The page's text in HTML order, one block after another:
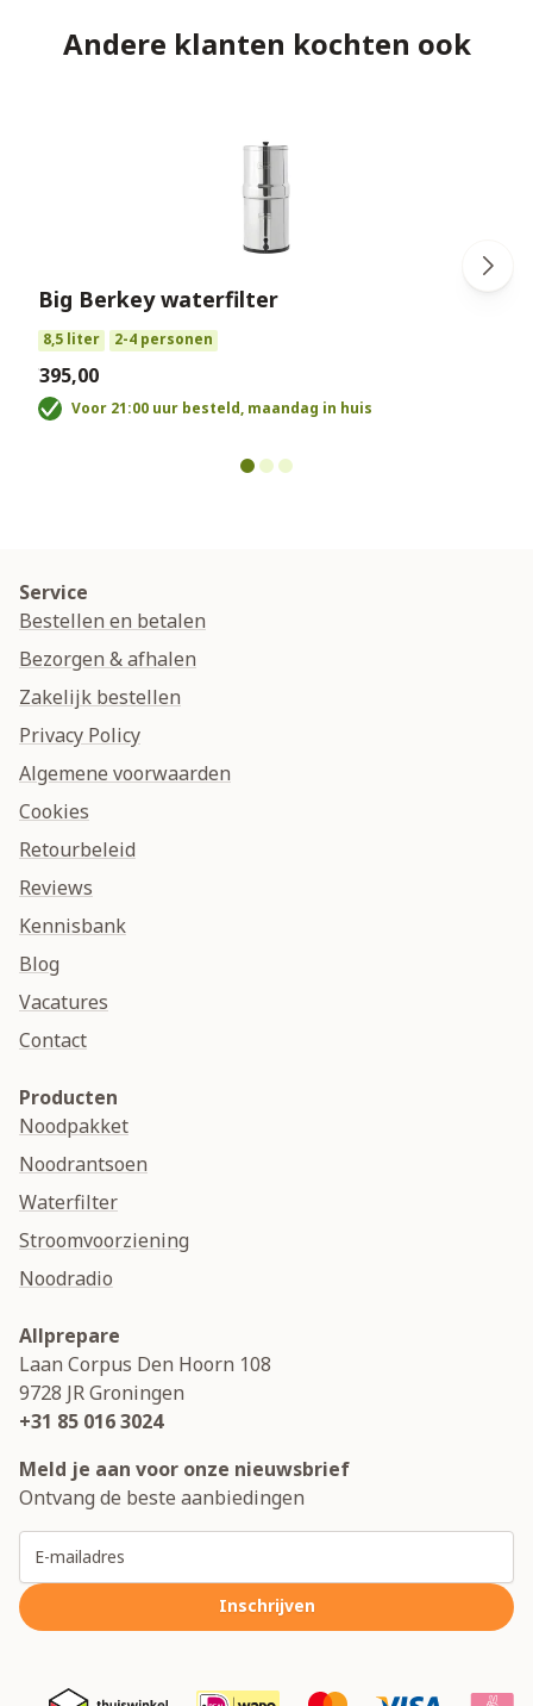
Andere klanten kochten ook
Big Berkey waterfilter
8,5 liter 2-4 personen
€395,00
Voor 21:00 uur besteld, maandag in huis
Service
Bestellen en betalen
Bezorgen & afhalen
Zakelijk bestellen
Privacy Policy
Algemene voorwaarden
Cookies
Retourbeleid
Reviews
Kennisbank
Blog
Vacatures
Contact
Producten
Noodpakket
Noodrantsoen
Waterfilter
Stroomvoorziening
Noodradio
Allprepare
Laan Corpus Den Hoorn 108
9728 JRGroningen
+31 85 016 3024
Meld je aan voor onze nieuwsbrief
Ontvang de beste aanbiedingen
Inschrijven